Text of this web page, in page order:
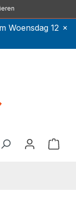
Woensdag 12 ×